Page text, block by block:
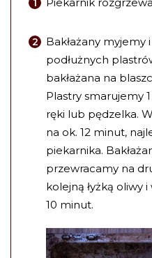
Bakłażany myjemy
podłużnych
bakłażana na
Plastry smarujemy
ręki lub pędzelka.
na ok. 12 minut,
piekarnika.
przewracamy na
kolejną łyżką oliwy
10 minut.